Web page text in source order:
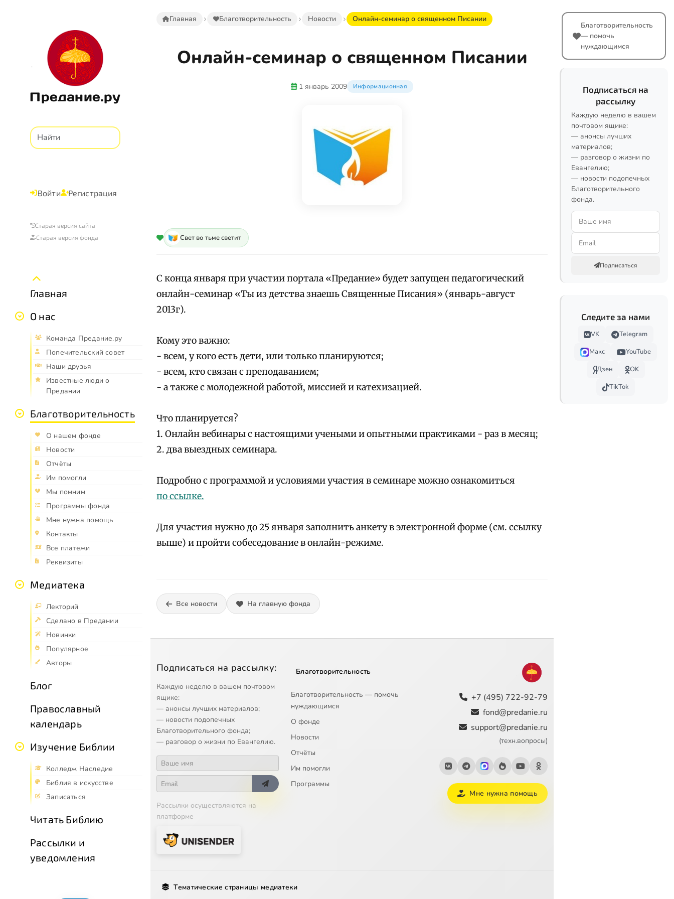
Предание.ру
Войти Регистрация
Старая версия сайта
Старая версия фонда
Главная
О нас
Команда Предание.ру
Попечительский совет
Наши друзья
Известные люди о
Предании
Благотворительность
О нашем фонде
Новости
Отчёты
Им помогли
Мы помним
Программы фонда
Мне нужна помощь
Контакты
Все платежи
Реквизиты
Медиатека
Лекторий
Сделано в Предании
Новинки
Популярное
Авторы
Блог
Православный
календарь
Изучение Библии
Колледж Наследие
Библия в искусстве
Записаться
Читать Библию
Рассылки и
уведомления
Главная Благотворительность Новости Онлайн-семинар о священном Писании
Онлайн-семинар о священном Писании
1 январь 2009 Информационная
Свет во тьме светит
С конца января при участии портала «Предание» будет запущен педагогический
онлайн-семинар «Ты из детства знаешь Священные Писания» (январь-август
2013г).
Кому это важно:
- всем, у кого есть дети, или только планируются;
- всем, кто связан с преподаванием;
- а также с молодежной работой, миссией и катехизацией.
Что планируется?
1. Онлайн вебинары с настоящими учеными и опытными практиками - раз в месяц;
2. два выездных семинара.
Подробно с программой и условиями участия в семинаре можно ознакомиться
по ссылке.
Для участия нужно до 25 января заполнить анкету в электронной форме (см. ссылку
выше) и пройти собеседование в онлайн-режиме.
Все новости На главную фонда
Подписаться на рассылку:
Каждую неделю в вашем почтовом
ящике:
— анонсы лучших материалов;
— новости подопечных
Благотворительного фонда;
— разговор о жизни по Евангелию.
Рассылки осуществляются на
платформе
Благотворительность
Благотворительность — помочь
нуждающимся
О фонде
Новости
Отчёты
Им помогли
Программы
+7 (495) 722-92-79
fond@predanie.ru
support@predanie.ru
(техн.вопросы)
Мне нужна помощь
Тематические страницы медиатеки
Благотворительность
— помочь
нуждающимся
Подписаться на
рассылку
Каждую неделю в вашем
почтовом ящике:
— анонсы лучших
материалов;
— разговор о жизни по
Евангелию;
— новости подопечных
Благотворительного
фонда.
Подписаться
Следите за нами
VK
Telegram
Макс
YouTube
Дзен
OK
TikTok